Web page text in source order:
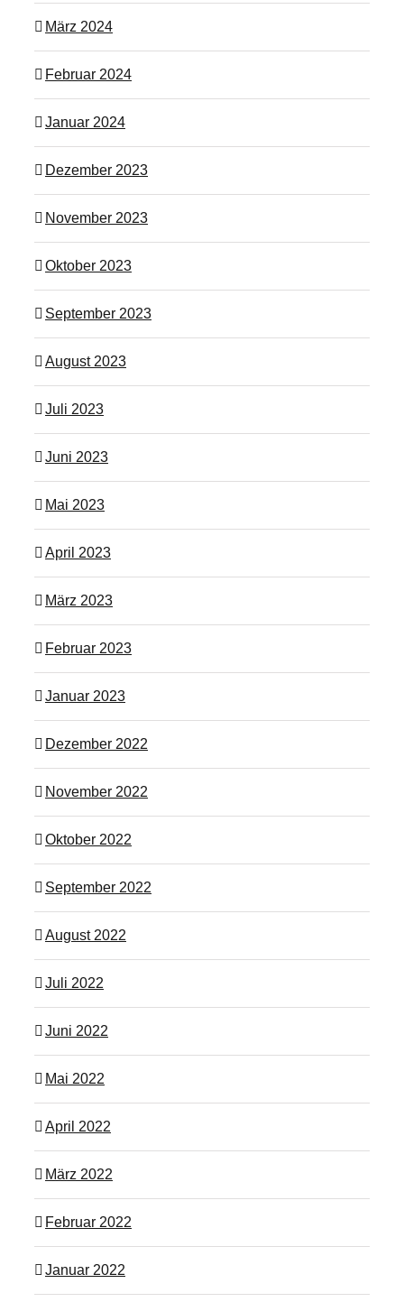
März 2024
Februar 2024
Januar 2024
Dezember 2023
November 2023
Oktober 2023
September 2023
August 2023
Juli 2023
Juni 2023
Mai 2023
April 2023
März 2023
Februar 2023
Januar 2023
Dezember 2022
November 2022
Oktober 2022
September 2022
August 2022
Juli 2022
Juni 2022
Mai 2022
April 2022
März 2022
Februar 2022
Januar 2022